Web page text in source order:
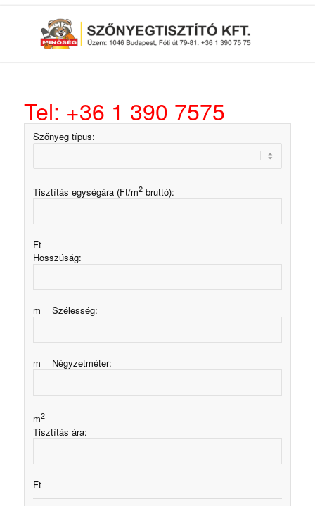
Tel: +36 1 390 7575
Szőnyeg típus:
Tisztítás egységára (Ft/m2bruttó):
Ft
Hosszúság:
m Szélesség:
m Négyzetméter:
m2
Tisztítás ára:
Ft